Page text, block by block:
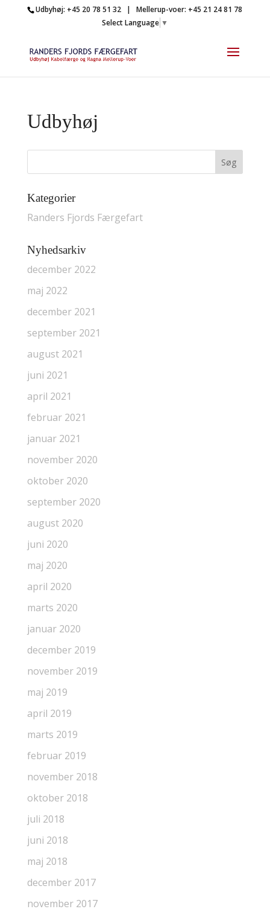
Udbyhøj: +45 20 78 51 32 | Mellerup-voer: +45 21 24 81 78
Select Language ▼
Udbyhøj
Kategorier
Randers Fjords Færgefart
Nyhedsarkiv
december 2022
maj 2022
december 2021
september 2021
august 2021
juni 2021
april 2021
februar 2021
januar 2021
november 2020
oktober 2020
september 2020
august 2020
juni 2020
maj 2020
april 2020
marts 2020
januar 2020
december 2019
november 2019
maj 2019
april 2019
marts 2019
februar 2019
november 2018
oktober 2018
juli 2018
juni 2018
maj 2018
december 2017
november 2017